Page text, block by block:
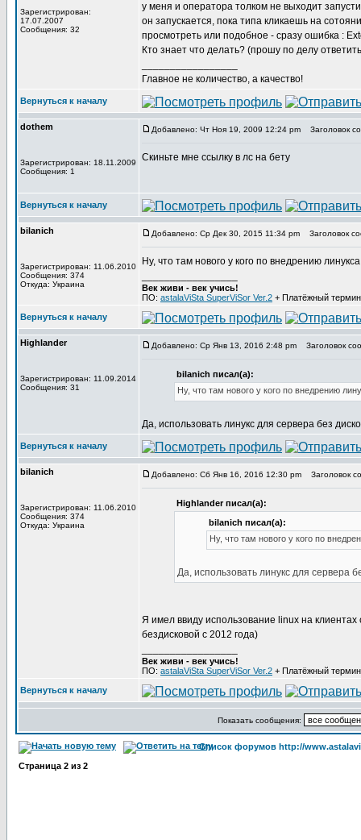
Зарегистрирован:
17.07.2007
Сообщения: 32
у меня и оператора толком не выходит
он запускается, пока типа кликаешь на
просмотреть или подобное - сразу ошибка :
Кто знает что делать? (прошу по делу
Главное не количество, а качество!
Вернуться к началу
dothem
Зарегистрирован: 18.11.2009
Сообщения: 1
Добавлено: Чт Ноя 19, 2009 12:24 pm Заголовок
Скиньте мне ссылку в лс на бету
Вернуться к началу
bilanich
Зарегистрирован: 11.06.2010
Сообщения: 374
Откуда: Украина
Добавлено: Ср Дек 30, 2015 11:34 pm Заголовок
Ну, что там нового у кого по внедрению
Век живи - век учись!
ПО: astalaViSta SuperViSor Ver.2 + Платёжный
Вернуться к началу
Highlander
Зарегистрирован: 11.09.2014
Сообщения: 31
Добавлено: Ср Янв 13, 2016 2:48 pm Заголовок
bilanich писал(а):
Ну, что там нового у кого по внедрению
Да, использовать линукс для сервера без
Вернуться к началу
bilanich
Зарегистрирован: 11.06.2010
Сообщения: 374
Откуда: Украина
Добавлено: Сб Янв 16, 2016 12:30 pm Заголовок
Highlander писал(а):
bilanich писал(а):
Ну, что там нового у кого по
Да, использовать линукс для сервера
Я имел ввиду использование linux на
бездисковой с 2012 года)
Век живи - век учись!
ПО: astalaViSta SuperViSor Ver.2 + Платёжный
Вернуться к началу
Показать сообщения:
Список форумов http://
Страница 2 из 2